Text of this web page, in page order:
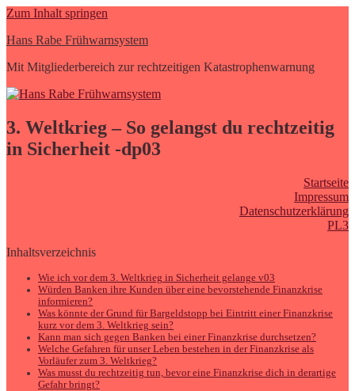
Zum Inhalt springen
Hans Rabe Frühwarnsystem
Mit Mitgliederbereich zur rechtzeitigen Katastrophenwarnung
3. Weltkrieg – So gelangst du rechtzeitig
in Sicherheit -dp03
Startseite
Impressum
Datenschutzerklärung
PL3
Inhaltsverzeichnis
Wie ich vor dem 3. Weltkrieg in Sicherheit gelange v03
Würden Banken ihre Kunden über eine bevorstehende Finanzkrise
informieren?
Was könnte der Grund für Bargeldstopp bei Eintritt einer Finanzkrise
kurz vor dem 3. Weltkrieg sein?
Kann man sich gegen Banken bei einer Finanzkrise durchsetzen?
Welche Gefahren für unser Leben bestehen in der Finanzkrise als
Vorläufer zum 3. Weltkrieg?
Was musst du rechtzeitig tun, bevor eine Finanzkrise dich in derartige
Gefahr bringt?